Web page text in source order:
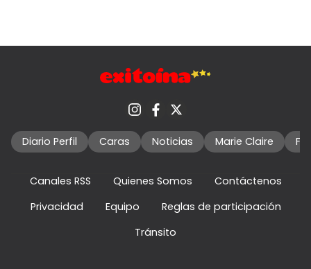
Diario Perfil Caras Noticias Marie Claire
Canales RSS Quienes Somos
Contáctenos
Privacidad
Equipo
Reglas de participación
Tránsito